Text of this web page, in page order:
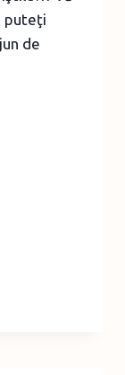
puteţi
de